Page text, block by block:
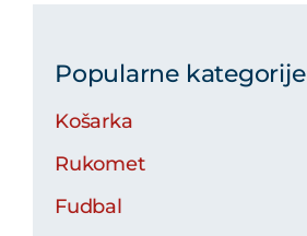
Popularne kategorije
Košarka
Rukomet
Fudbal